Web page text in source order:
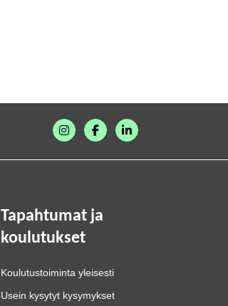
Tapahtumat ja
koulutukset
Koulutustoiminta yleisesti
Usein kysytyt kysymykset